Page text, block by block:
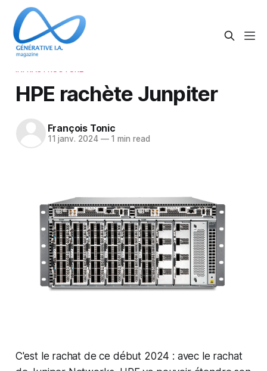
HPE rachète Junpiter
François Tonic
11 janv. 2024 —1 min read
C'est le rachat de ce début 2024 : avec le rachat